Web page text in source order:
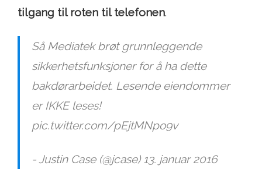
tilgang til roten til telefonen.
Så Mediatek brøt grunnleggende
sikkerhetsfunksjoner for å ha dette
bakdørarbeidet. Lesende eiendommer
er IKKE leses!
pic.twitter.com/pEjtMNpo9v
- Justin Case (@jcase) 13. januar 2016